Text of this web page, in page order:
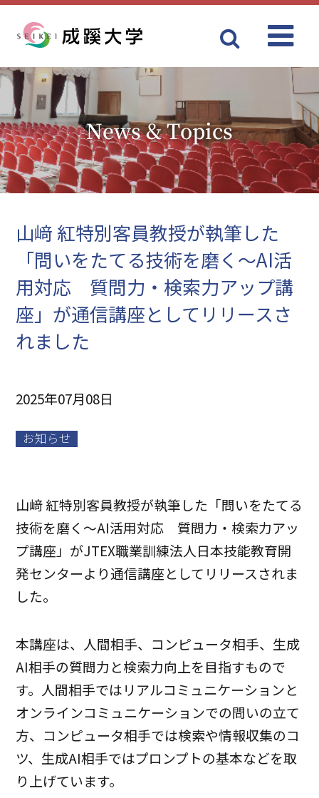
News & Topics
山﨑 紅特別客員教授が執筆した
「問いをたてる技術を磨く～AI活
用対応 質問力・検索力アップ講
座」が通信講座としてリリースさ
れました
2025年07月08日
お知らせ
山﨑 紅特別客員教授が執筆した「問いをたてる
技術を磨く～AI活用対応 質問力・検索力アッ
プ講座」がJTEX職業訓練法人日本技能教育開
発センターより通信講座としてリリースされま
した。
本講座は、人間相手、コンピュータ相手、生成
AI相手の質問力と検索力向上を目指すもので
す。人間相手ではリアルコミュニケーションと
オンラインコミュニケーションでの問いの立て
方、コンピュータ相手では検索や情報収集のコ
ツ、生成AI相手ではプロンプトの基本などを取
り上げています。